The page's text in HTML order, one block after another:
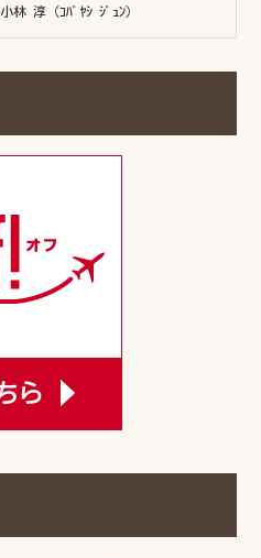
小林 淳（ｺﾊﾞﾔｼ ｼﾞｭﾝ）